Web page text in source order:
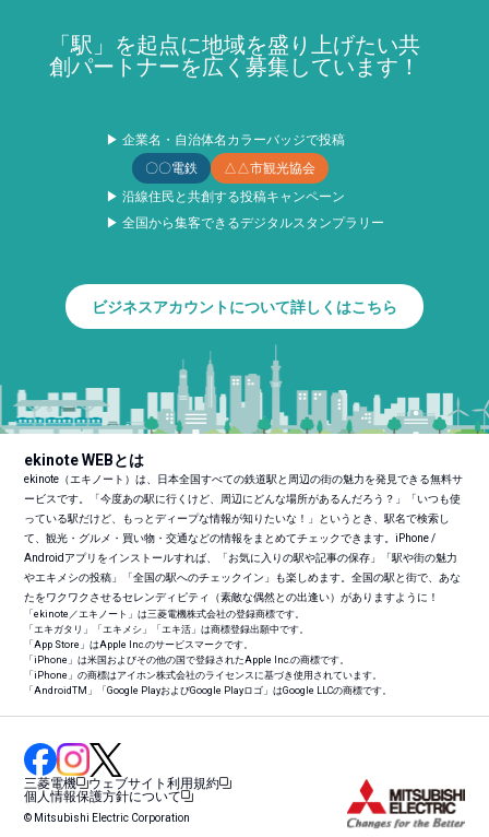
「駅」を起点に地域を盛り上げたい共
創パートナーを広く募集しています！
▶ 企業名・自治体名カラーバッジで投稿
〇〇電鉄
△△市観光協会
▶ 沿線住民と共創する投稿キャンペーン
▶ 全国から集客できるデジタルスタンプラリー
ビジネスアカウントについて詳しくはこちら
ekinote WEBとは
ekinote（エキノート）は、日本全国すべての鉄道駅と周辺の街の魅力を発見できる無料サ
ービスです。「今度あの駅に行くけど、周辺にどんな場所があるんだろう？」「いつも使
っている駅だけど、もっとディープな情報が知りたいな！」というとき、駅名で検索し
て、観光・グルメ・買い物・交通などの情報をまとめてチェックできます。iPhone /
Androidアプリをインストールすれば、「お気に入りの駅や記事の保存」「駅や街の魅力
やエキメシの投稿」「全国の駅へのチェックイン」も楽しめます。全国の駅と街で、あな
たをワクワクさせるセレンディピティ（素敵な偶然との出逢い）がありますように！
「ekinote／エキノート」は三菱電機株式会社の登録商標です。
「エキガタリ」「エキメシ」「エキ活」は商標登録出願中です。
「App Store」はApple Inc.のサービスマークです。
「iPhone」は米国およびその他の国で登録されたApple Inc.の商標です。
「iPhone」の商標はアイホン株式会社のライセンスに基づき使用されています。
「AndroidTM 」「Google PlayおよびGoogle Playロゴ」はGoogle LLCの商標です。
三菱電機
ウェブサイト利用規約
個人情報保護方針について
© Mitsubishi Electric Corporation